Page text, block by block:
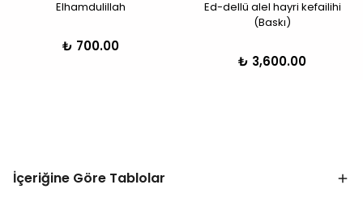
Elhamdulillah
₺ 700.00
Ed-dellü alel hayri kefailihi
(Baskı)
₺ 3,600.00
İçeriğine Göre Tablolar